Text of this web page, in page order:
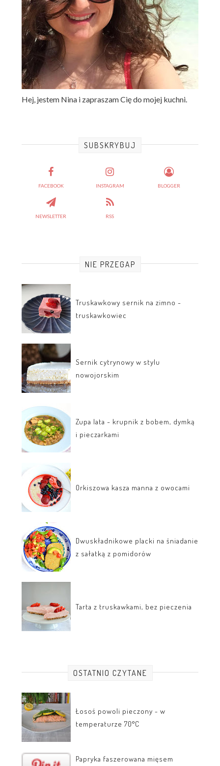
Hej, jestem Nina i zapraszam Cię do mojej kuchni.
SUBSKRYBUJ
FACEBOOK INSTAGRAM BLOGGER
NEWSLETTER RSS
NIE PRZEGAP
Truskawkowy sernik na zimno -
truskawkowiec
Sernik cytrynowy w stylu
nowojorskim
Zupa lata - krupnik z bobem, dymką
i pieczarkami
Orkiszowa kasza manna z owocami
Dwuskładnikowe placki na śniadanie
z sałatką z pomidorów
Tarta z truskawkami, bez pieczenia
OSTATNIO CZYTANE
Łosoś powoli pieczony - w
temperaturze 70°C
Papryka faszerowana mięsem